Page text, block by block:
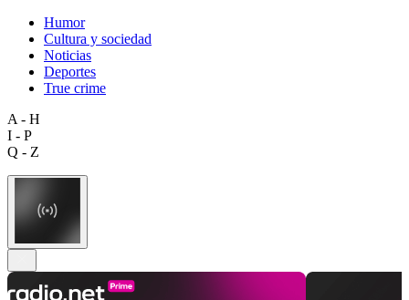
Humor
Cultura y sociedad
Noticias
Deportes
True crime
A - H
I - P
Q - Z